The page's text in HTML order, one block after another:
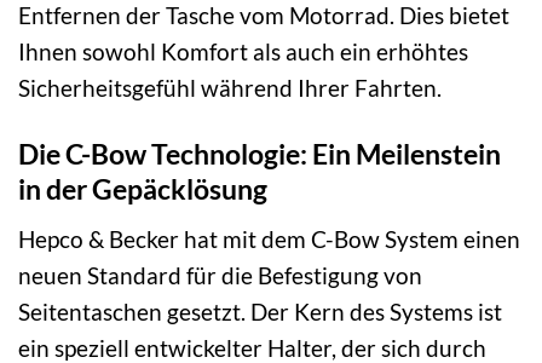
Entfernen der Tasche vom Motorrad. Dies bietet
Ihnen sowohl Komfort als auch ein erhöhtes
Sicherheitsgefühl während Ihrer Fahrten.
Die C-Bow Technologie: Ein Meilenstein
in der Gepäcklösung
Hepco & Becker hat mit dem C-Bow System einen
neuen Standard für die Befestigung von
Seitentaschen gesetzt. Der Kern des Systems ist
ein speziell entwickelter Halter, der sich durch